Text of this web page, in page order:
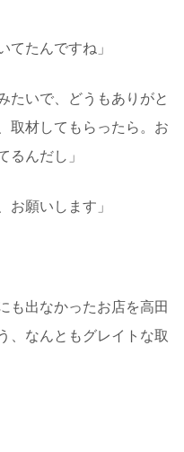
てたんですね」
たいで、どうもありがと
取材してもらったら。お
るんだし」
お願いします」
も出なかったお店を高田
、なんともグレイトな取